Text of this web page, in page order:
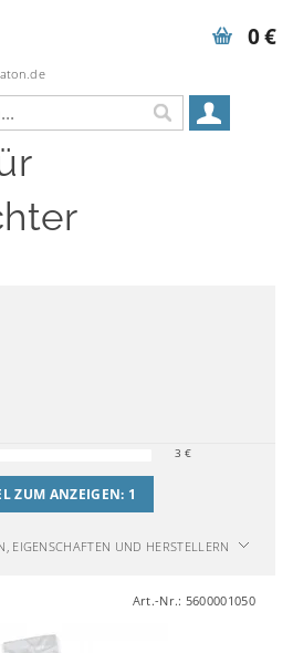
0 €
3 €
ZUM ANZEIGEN: 1
EIGENSCHAFTEN UND HERSTELLERN
Art.-Nr.: 5600001050